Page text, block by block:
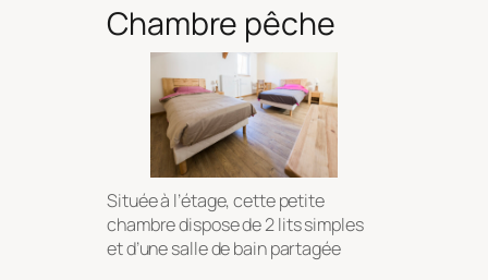
Chambre pêche
Située à l’étage, cette petite
chambre dispose de 2 lits simples
et d’une salle de bain partagée